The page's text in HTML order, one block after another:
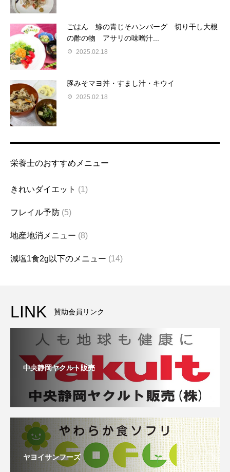
ごはん 鰺の青じそハンバーグ 切り干し大根
の酢の物 アサリの味噌汁...
2025.02.18
豚みそマヨ丼・すまし汁・キウイ
2025.02.18
栄養士のおすすめメニュー
きれいダイエット (1)
フレイル予防 (5)
地産地消メニュー (8)
減塩1食2g以下のメニュー (14)
LINK 賛助会員リンク
中央静岡ヤクルト販売
ヤヨイサンフーズ